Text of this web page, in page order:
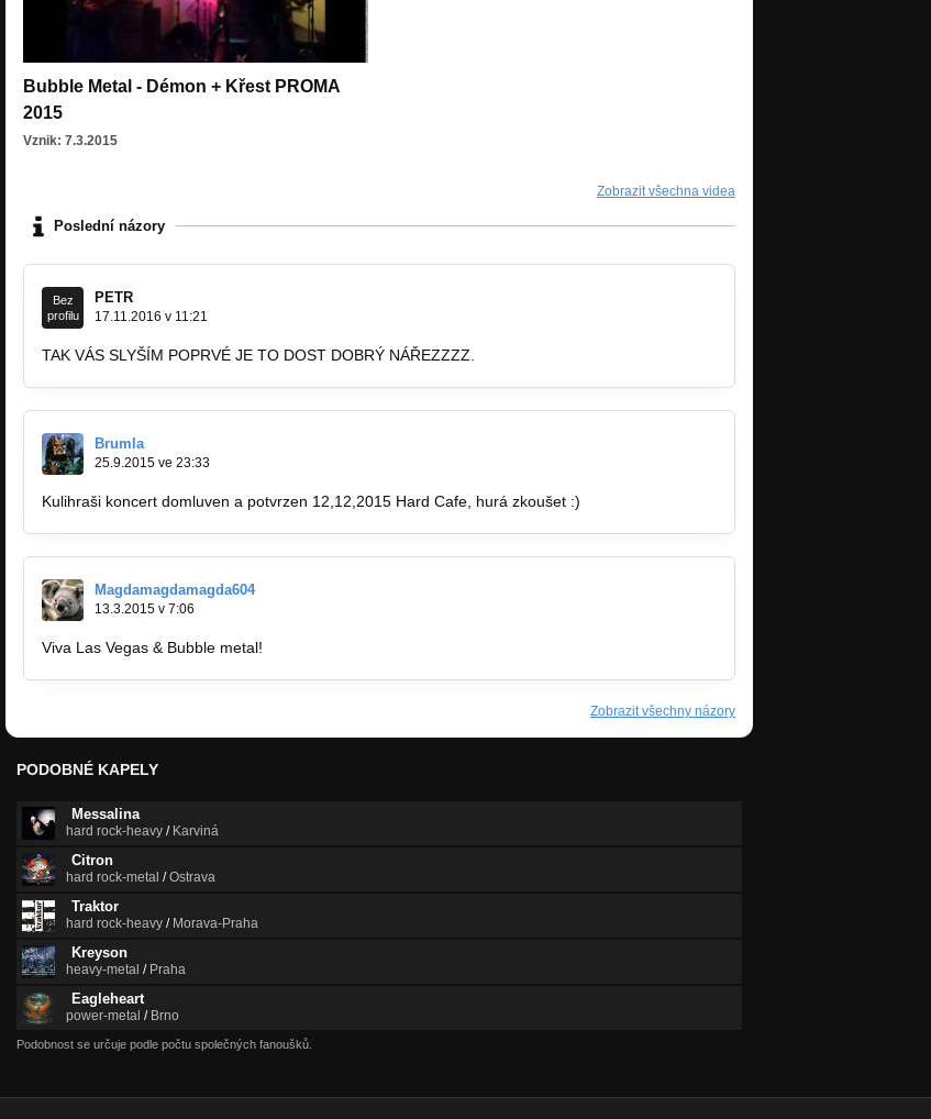
Bubble Metal - Démon + Křest PROMA
2015
Vznik: 7.3.2015
Zobrazit všechna videa
Poslední názory
Bez
profilu
PETR
17.11.2016 v 11:21
TAK VÁS SLYŠÍM POPRVÉ JE TO DOST DOBRÝ NÁŘEZZZZ.
Brumla
25.9.2015 ve 23:33
Kulihraši koncert domluven a potvrzen 12,12,2015 Hard Cafe, hurá zkoušet :)
Magdamagdamagda604
13.3.2015 v 7:06
Viva Las Vegas & Bubble metal!
Zobrazit všechny názory
PODOBNÉ KAPELY
Messalina
hard rock-heavy / Karviná
Citron
hard rock-metal /Ostrava
Traktor
hard rock-heavy / Morava-Praha
Kreyson
heavy-metal / Praha
Eagleheart
power-metal / Brno
Podobnost se určuje podle počtu společných fanoušků.